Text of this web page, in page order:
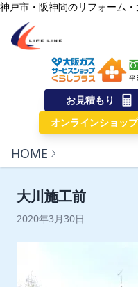
内容をスキップ
神戸市・阪神間のリフォーム
株式会社ライフライン
お見積もり
オンラインショップ
HOME
大川施工前
2020年3月30日